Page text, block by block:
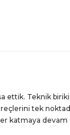
ettik. Teknik
tek
katmaya